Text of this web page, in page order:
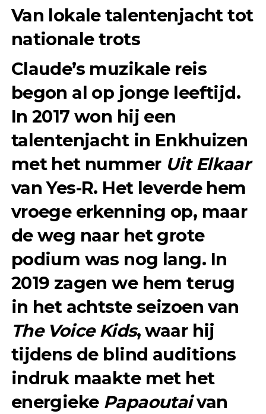
Van lokale talentenjacht tot
nationale trots
Claude’s muzikale reis
begon al op jonge leeftijd.
In 2017 won hij een
talentenjacht in Enkhuizen
met het nummer Uit Elkaar
van Yes-R. Het leverde hem
vroege erkenning op, maar
de weg naar het grote
podium was nog lang. In
2019 zagen we hem terug
in het achtste seizoen van
The Voice Kids, waar hij
tijdens de blind auditions
indruk maakte met het
energieke Papaoutaivan